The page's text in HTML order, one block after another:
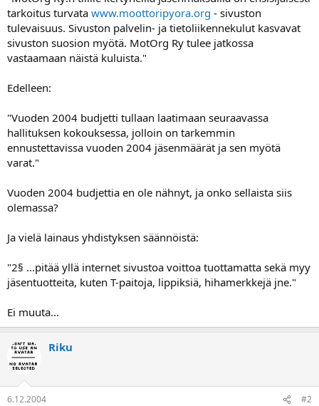
tarkoitus turvata www.moottoripyora.org - sivuston
tulevaisuus. Sivuston palvelin- ja tietoliikennekulut kasvavat
sivuston suosion myötä. MotOrg Ry tulee jatkossa
vastaamaan näistä kuluista."
Edelleen:
"Vuoden 2004 budjetti tullaan laatimaan seuraavassa
hallituksen kokouksessa, jolloin on tarkemmin
ennustettavissa vuoden 2004 jäsenmäärät ja sen myötä
varat."
Vuoden 2004 budjettia en ole nähnyt, ja onko sellaista siis
olemassa?
Ja vielä lainaus yhdistyksen säännöistä:
"2§ ...pitää yllä internet sivustoa voittoa tuottamatta sekä myy
jäsentuotteita, kuten T-paitoja, lippiksiä, hihamerkkejä jne."
Ei muuta...
Riku
6.12.2004 #2